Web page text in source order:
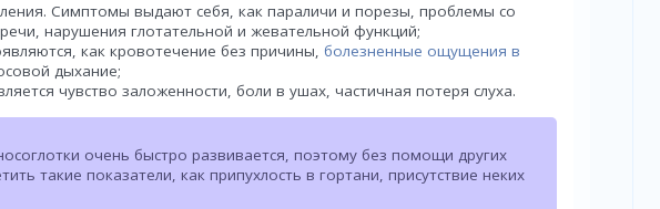
Симптомы выдают себя, как параличи и порезы, проблемы со
нарушения глотательной и жевательной функций;
как кровотечение без причины, болезненные ощущения в
дыхание;
чувство заложенности, боли в ушах, частичная потеря слуха.
очень быстро развивается, поэтому без помощи других
такие показатели, как припухлость в гортани, присутствие неких